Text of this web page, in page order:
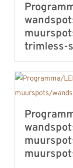
trimless-